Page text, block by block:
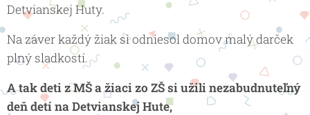
Detvianskej Huty.
Na záver každý žiak si odniesol domov malý darček
plný sladkostí.
A tak deti z MŠ a žiaci zo ZŠ si užili nezabudnuteľný
deň detí na Detvianskej Hute,